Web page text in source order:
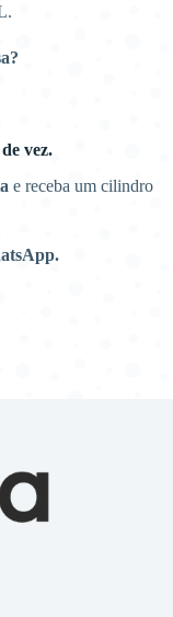
vez.
e receba um cilindro